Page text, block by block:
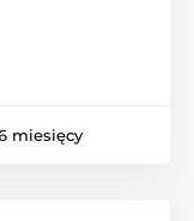
miesięcy